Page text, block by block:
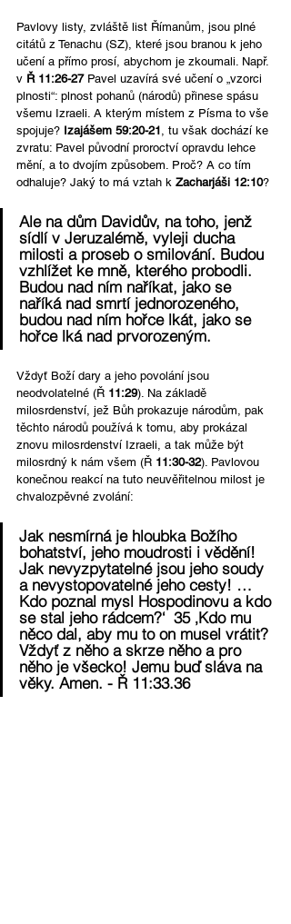
Pavlovy listy, zvláště list Římanům, jsou plné
citátů z Tenachu (SZ), které jsou branou k jeho
učení a přímo prosí, abychom je zkoumali. Např.
v Ř 11:26-27 Pavel uzavírá své učení o „vzorci
plnosti“: plnost pohanů (národů) přinese spásu
všemu Izraeli. A kterým místem z Písma to vše
spojuje? Izajášem 59:20-21 , tu však dochází ke
zvratu: Pavel původní proroctví opravdu lehce
mění, a to dvojím způsobem. Proč? A co tím
odhaluje? Jaký to má vztah k Zacharjáši 12:10?
Ale na dům Davidův, na toho, jenž
sídlí v Jeruzalémě, vyleji ducha
milosti a proseb o smilování. Budou
vzhlížet ke mně, kterého probodli.
Budou nad ním naříkat, jako se
naříká nad smrtí jednorozeného,
budou nad ním hořce lkát, jako se
hořce lká nad prvorozeným.
Vždyť Boží dary a jeho povolání jsou
neodvolatelné (Ř 11:29). Na základě
milosrdenství, jež Bůh prokazuje národům, pak
těchto národů používá k tomu, aby prokázal
znovu milosrdenství Izraeli, a tak může být
milosrdný k nám všem (Ř 11:30-32). Pavlovou
konečnou reakcí na tuto neuvěřitelnou milost je
chvalozpěvné zvolání:
Jak nesmírná je hloubka Božího
bohatství, jeho moudrosti i vědění!
Jak nevyzpytatelné jsou jeho soudy
a nevystopovatelné jeho cesty! …
Kdo poznal mysl Hospodinovu a kdo
se stal jeho rádcem?‘ 35 ‚Kdo mu
něco dal, aby mu to on musel vrátit?
Vždyť z něho a skrze něho a pro
něho je všecko! Jemu buď sláva na
věky. Amen. - Ř 11:33.36